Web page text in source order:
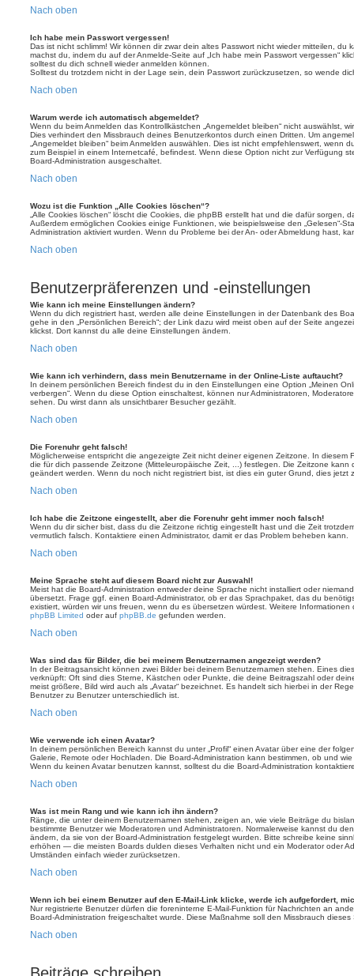
Nach oben
Ich habe mein Passwort vergessen!
Das ist nicht schlimm! Wir können dir zwar dein altes Passwort nicht wieder mitteilen, du
machst du, indem du auf der Anmelde-Seite auf „Ich habe mein Passwort vergessen“
solltest du dich schnell wieder anmelden können.
Solltest du trotzdem nicht in der Lage sein, dein Passwort zurückzusetzen, so wende
Nach oben
Warum werde ich automatisch abgemeldet?
Wenn du beim Anmelden das Kontrollkästchen „Angemeldet bleiben“ nicht auswählst,
Dies verhindert den Missbrauch deines Benutzerkontos durch einen Dritten. Um
„Angemeldet bleiben“ beim Anmelden auswählen. Dies ist nicht empfehlenswert, wenn
zum Beispiel in einem Internetcafé, befindest. Wenn diese Option nicht zur Verfügung
Board-Administration ausgeschaltet.
Nach oben
Wozu ist die Funktion „Alle Cookies löschen“?
„Alle Cookies löschen“ löscht die Cookies, die phpBB erstellt hat und die dafür sorgen,
Außerdem ermöglichen Cookies einige Funktionen, wie beispielsweise den „Gelesen“-
Administration aktiviert wurden. Wenn du Probleme bei der An- oder Abmeldung hast,
Nach oben
Benutzerpräferenzen und -einstellungen
Wie kann ich meine Einstellungen ändern?
Wenn du dich registriert hast, werden alle deine Einstellungen in der Datenbank des
gehe in den „Persönlichen Bereich“; der Link dazu wird meist oben auf der Seite
klickst. Dort kannst du alle deine Einstellungen ändern.
Nach oben
Wie kann ich verhindern, dass mein Benutzername in der Online-Liste auftaucht?
In deinem persönlichen Bereich findest du in den Einstellungen eine Option „Meinen
verbergen“. Wenn du diese Option einschaltest, können nur Administratoren,
sehen. Du wirst dann als unsichtbarer Besucher gezählt.
Nach oben
Die Forenuhr geht falsch!
Möglicherweise entspricht die angezeigte Zeit nicht deiner eigenen Zeitzone. In diesem
die für dich passende Zeitzone (Mitteleuropäische Zeit, ...) festlegen. Die Zeitzone kann
geändert werden. Wenn du noch nicht registriert bist, ist dies ein guter Grund, dies jetzt
Nach oben
Ich habe die Zeitzone eingestellt, aber die Forenuhr geht immer noch falsch!
Wenn du dir sicher bist, dass du die Zeitzone richtig eingestellt hast und die Zeit
vermutlich falsch. Kontaktiere einen Administrator, damit er das Problem beheben kann.
Nach oben
Meine Sprache steht auf diesem Board nicht zur Auswahl!
Meist hat die Board-Administration entweder deine Sprache nicht installiert oder
übersetzt. Frage ggf. einen Board-Administrator, ob er das Sprachpaket, das du
existiert, würden wir uns freuen, wenn du es übersetzen würdest. Weitere
phpBB Limited oder auf phpBB.de gefunden werden.
Nach oben
Was sind das für Bilder, die bei meinem Benutzernamen angezeigt werden?
In der Beitragsansicht können zwei Bilder bei deinem Benutzernamen stehen. Eines
verknüpft: Oft sind dies Sterne, Kästchen oder Punkte, die deine Beitragszahl oder
meist größere, Bild wird auch als „Avatar“ bezeichnet. Es handelt sich hierbei in der
Benutzer zu Benutzer unterschiedlich ist.
Nach oben
Wie verwende ich einen Avatar?
In deinem persönlichen Bereich kannst du unter „Profil“ einen Avatar über eine der
Galerie, Remote oder Hochladen. Die Board-Administration kann bestimmen, ob und
Wenn du keinen Avatar benutzen kannst, solltest du die Board-Administration
Nach oben
Was ist mein Rang und wie kann ich ihn ändern?
Ränge, die unter deinem Benutzernamen stehen, zeigen an, wie viele Beiträge du
bestimmte Benutzer wie Moderatoren und Administratoren. Normalerweise kannst du
ändern, da sie von der Board-Administration festgelegt wurden. Bitte schreibe keine
erhöhen — die meisten Boards dulden dieses Verhalten nicht und ein Moderator oder
Umständen einfach wieder zurücksetzen.
Nach oben
Wenn ich bei einem Benutzer auf den E-Mail-Link klicke, werde ich aufgefordert,
Nur registrierte Benutzer dürfen die foreninterne E-Mail-Funktion für Nachrichten an
Board-Administration freigeschaltet wurde. Diese Maßnahme soll den Missbrauch
Nach oben
Beiträge schreiben